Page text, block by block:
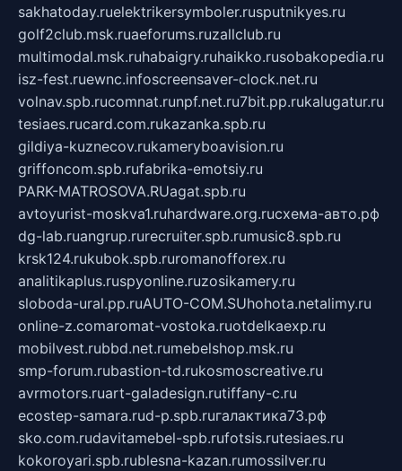
sakhatoday.ruelektrikersymboler.rusputnikyes.ru
golf2club.msk.ruaeforums.ruzallclub.ru
multimodal.msk.ruhabaigry.ruhaikko.rusobakopedia.ru
isz-fest.ruewnc.infoscreensaver-clock.net.ru
volnav.spb.rucomnat.runpf.net.ru7bit.pp.rukalugatur.ru
tesiaes.rucard.com.rukazanka.spb.ru
gildiya-kuznecov.rukameryboavision.ru
griffoncom.spb.rufabrika-emotsiy.ru
PARK-MATROSOVA.RUagat.spb.ru
avtoyurist-moskva1.ruhardware.org.ruсхема-авто.рф
dg-lab.ruangrup.rurecruiter.spb.rumusic8.spb.ru
krsk124.rukubok.spb.ruromanofforex.ru
analitikaplus.ruspyonline.ruzosikamery.ru
sloboda-ural.pp.ruAUTO-COM.SUhohota.netalimy.ru
online-z.comaromat-vostoka.ruotdelkaexp.ru
mobilvest.rubbd.net.rumebelshop.msk.ru
smp-forum.rubastion-td.rukosmoscreative.ru
avrmotors.ruart-galadesign.rutiffany-c.ru
ecostep-samara.rud-p.spb.ruгалактика73.рф
sko.com.rudavitamebel-spb.rufotsis.rutesiaes.ru
kokoroyari.spb.rublesna-kazan.rumossilver.ru